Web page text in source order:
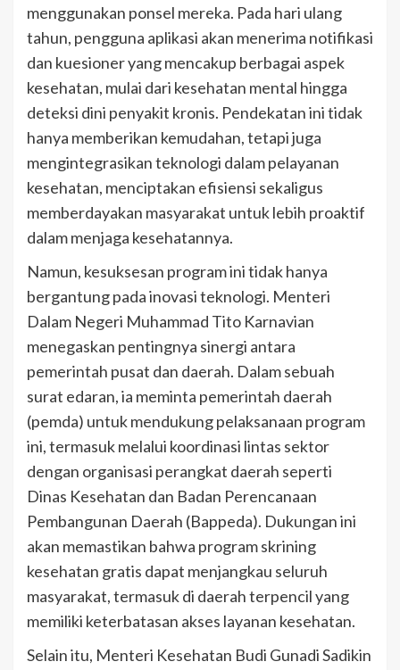
menggunakan ponsel mereka. Pada hari ulang
tahun, pengguna aplikasi akan menerima notifikasi
dan kuesioner yang mencakup berbagai aspek
kesehatan, mulai dari kesehatan mental hingga
deteksi dini penyakit kronis. Pendekatan ini tidak
hanya memberikan kemudahan, tetapi juga
mengintegrasikan teknologi dalam pelayanan
kesehatan, menciptakan efisiensi sekaligus
memberdayakan masyarakat untuk lebih proaktif
dalam menjaga kesehatannya.
Namun, kesuksesan program ini tidak hanya
bergantung pada inovasi teknologi. Menteri
Dalam Negeri Muhammad Tito Karnavian
menegaskan pentingnya sinergi antara
pemerintah pusat dan daerah. Dalam sebuah
surat edaran, ia meminta pemerintah daerah
(pemda) untuk mendukung pelaksanaan program
ini, termasuk melalui koordinasi lintas sektor
dengan organisasi perangkat daerah seperti
Dinas Kesehatan dan Badan Perencanaan
Pembangunan Daerah (Bappeda). Dukungan ini
akan memastikan bahwa program skrining
kesehatan gratis dapat menjangkau seluruh
masyarakat, termasuk di daerah terpencil yang
memiliki keterbatasan akses layanan kesehatan.
Selain itu, Menteri Kesehatan Budi Gunadi Sadikin